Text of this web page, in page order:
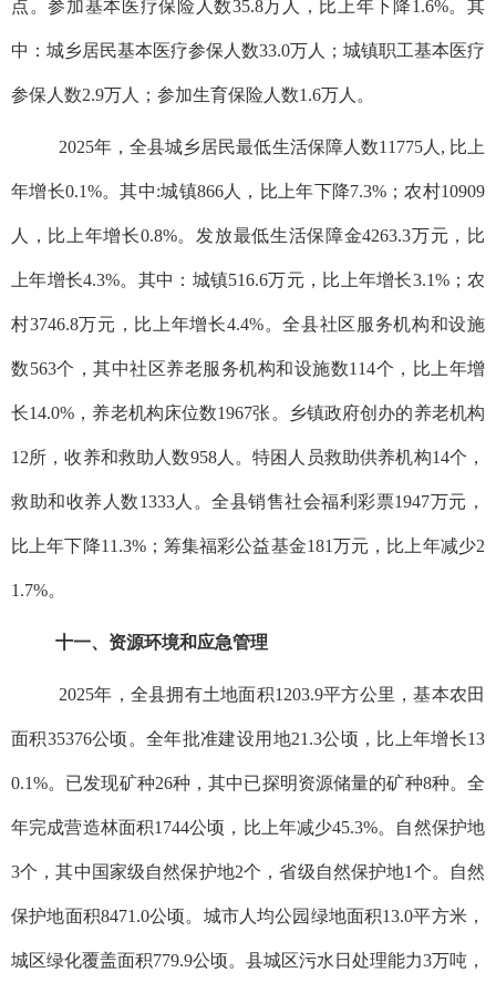
点。参加基本医疗保险人数35.8万人，比上年下降1.6%。其
中：城乡居民基本医疗参保人数33.0万人；城镇职工基本医疗
参保人数2.9万人；参加生育保险人数1.6万人。
2025年，全县城乡居民最低生活保障人数11775人, 比上
年增长0.1%。其中:城镇866人，比上年下降7.3%；农村10909
人，比上年增长0.8%。发放最低生活保障金4263.3万元，比
上年增长4.3%。其中：城镇516.6万元，比上年增长3.1%；农
村3746.8万元，比上年增长4.4%。全县社区服务机构和设施
数563个，其中社区养老服务机构和设施数114个，比上年增
长14.0%，养老机构床位数1967张。乡镇政府创办的养老机构
12所，收养和救助人数958人。特困人员救助供养机构14个，
救助和收养人数1333人。全县销售社会福利彩票1947万元，
比上年下降11.3%；筹集福彩公益基金181万元，比上年减少2
1.7%。
十一、资源环境和应急管理
2025年，全县拥有土地面积1203.9平方公里，基本农田
面积35376公顷。全年批准建设用地21.3公顷，比上年增长13
0.1%。已发现矿种26种，其中已探明资源储量的矿种8种。全
年完成营造林面积1744公顷，比上年减少45.3%。自然保护地
3个，其中国家级自然保护地2个，省级自然保护地1个。自然
保护地面积8471.0公顷。城市人均公园绿地面积13.0平方米，
城区绿化覆盖面积779.9公顷。县城区污水日处理能力3万吨，